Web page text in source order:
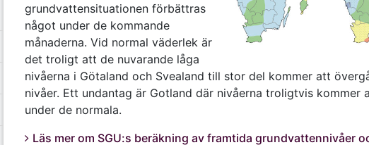
grundvattensituationen förbättras
något under de kommande
månaderna. Vid normal väderlek är
det troligt att de nuvarande låga
nivåerna i Götaland och Svealand till stor del kommer att
nivåer. Ett undantag är Gotland där nivåerna troligtvis kommer
under de normala.
Läs mer om SGU:s beräkning av framtida grundvattennivåer